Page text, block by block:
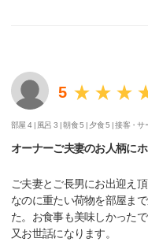
5
部屋 4 | 風呂 3 |朝食 5 | 夕食 5 |接客・サ
オーナーご夫妻のお人柄にホ
ご夫妻とご長男にお出迎え
なのに重たい荷物を部屋ま
た。お食事も美味しかった
又お世話になります。